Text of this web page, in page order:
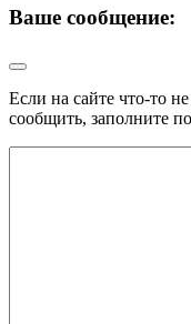
Ваше сообщение:
Если на сайте что-то
сообщить, заполните